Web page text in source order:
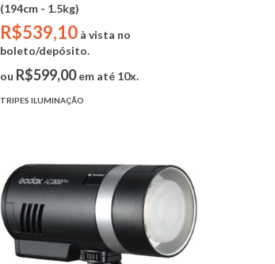
(194cm - 1.5kg)
R$539,10 à vista no
boleto/depósito.
ou R$599,00em até 10x.
TRIPES ILUMINAÇÃO